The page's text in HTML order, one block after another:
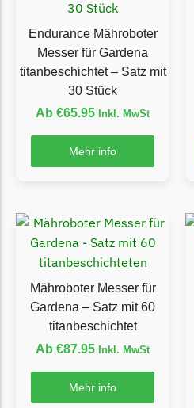
Begrenzungsdraht
NAC
NAC Messer
Begrenzungsdraht
Orbex
Orbex Messer
Begrenzungsdraht
Philips Messer
Begrenzungsdraht
Powerplus Messer
Begrenzungsdraht
Powerworks
Powerworks Messer
Begrenzungsdraht
Endurance Mähroboter
Messer für Gardena
titanbeschichtet – Satz mit
30 Stück
Ab €65.95 Inkl. MwSt
Mehr info
Mähroboter Messer für
Gardena – Satz mit 60
titanbeschichtet
Ab €87.95 Inkl. MwSt
Mehr info